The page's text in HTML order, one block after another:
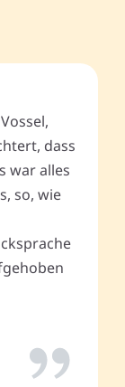
dass
war alles
so, wie